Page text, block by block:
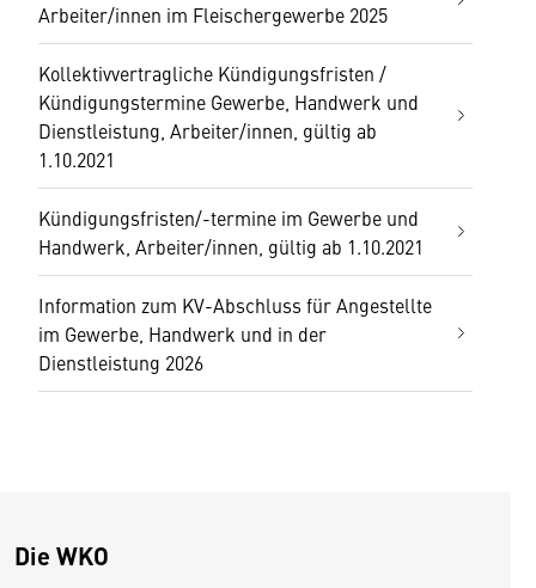
Arbeiter/innen im Fleischergewerbe 2025
Kollektivvertragliche Kündigungsfristen /
Kündigungstermine Gewerbe, Handwerk und
Dienstleistung, Arbeiter/innen, gültig ab
1.10.2021
Kündigungsfristen/-termine im Gewerbe und
Handwerk, Arbeiter/innen, gültig ab 1.10.2021
Information zum KV-Abschluss für Angestellte
im Gewerbe, Handwerk und in der
Dienstleistung 2026
Die WKO